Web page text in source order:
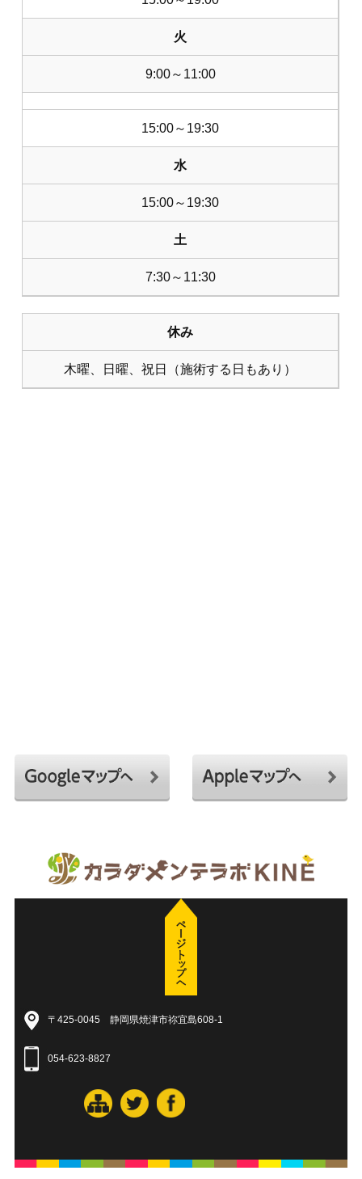
火
9:00～11:00
15:00～19:30
水
15:00～19:30
土
7:30～11:30
休み
木曜、日曜、祝日（施術する日もあり）
〒425-0045 静岡県焼津市祢宜島608-1
054-623-8827